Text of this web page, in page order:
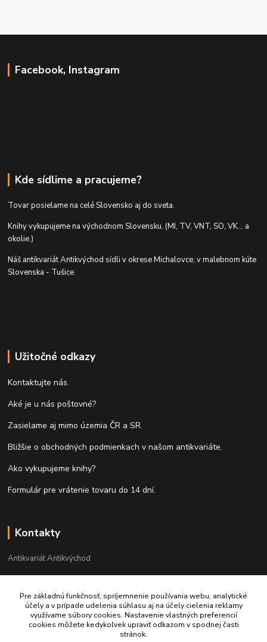
Facebook, Instagram
Kde sídlime a pracujeme?
Tovar posielame na celé Slovensko aj do sveta.
Knihy vykupujeme na východnom Slovensku. (MI, TV, VNT, SO, VK... a
okolie.)
Náš antikvariát Antikvýchod sídli v okrese Michalovce, v malebnom kúte
Slovenska - Tušice.
Užitočné odkazy
Kontaktujte nás.
Aké je u nás poštovné?
Zasielame aj mimo územia ČR a SR.
Bližšie o obchodných podmienkach v našom antikvariáte.
Ako vykupujeme knihy?
Formulár pre vrátenie tovaru do 14 dní.
Kontakty
Antikvariát Antikvýchod
antikvariat@antikvychod.sk
Pre základnú funkčnosť, spríjemnenie používania webu, analytické
účely a v prípade udelenia súhlasu aj na účely cielenia reklamy
využívame súbory cookies. Nastavenie vlastných preferencií
cookies môžete kedykoľvek upraviť odkazom v spodnej časti
stránok.